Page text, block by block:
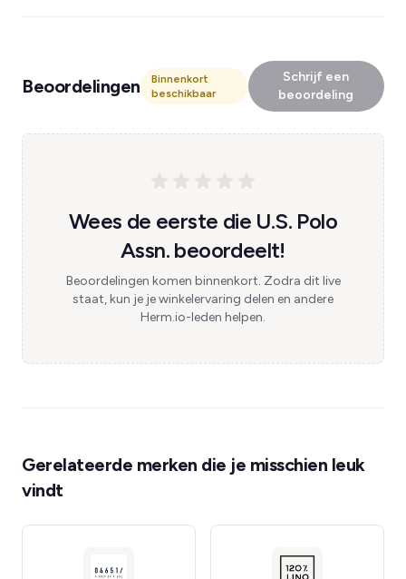
Beoordelingen
Binnenkort
beschikbaar
Schrijf een
beoordeling
Wees de eerste die U.S. Polo
Assn. beoordeelt!
Beoordelingen komen binnenkort. Zodra dit live
staat, kun je je winkelervaring delen en andere
Herm.io-leden helpen.
Gerelateerde merken die je misschien leuk
vindt